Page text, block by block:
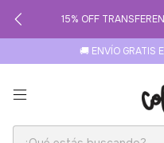
15% OFF
🚚 ENVÍO GRATIS